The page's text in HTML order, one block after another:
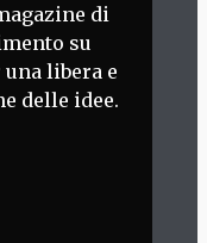
di
su
libera e
delle idee.